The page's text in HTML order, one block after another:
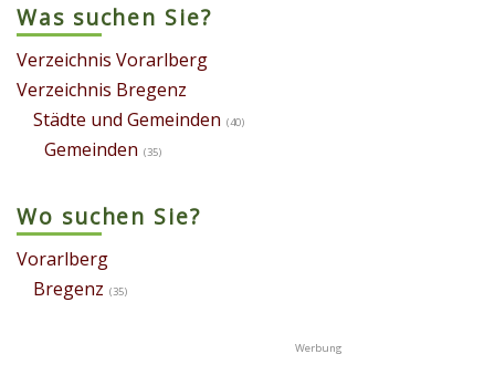
Was suchen Sie?
Verzeichnis Vorarlberg
Verzeichnis Bregenz
Städte und Gemeinden (40)
Gemeinden (35)
Wo suchen Sie?
Vorarlberg
Bregenz (35)